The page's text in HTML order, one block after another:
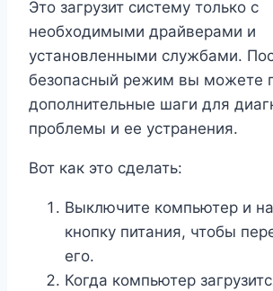
Это загрузит систему только с
необходимыми драйверами и
установленными службами.
безопасный режим вы можете
дополнительные шаги для
проблемы и ее устранения.
Вот как это сделать:
Выключите компьютер и
кнопку питания, чтобы
его.
Когда компьютер